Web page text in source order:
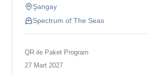
Şangay
Spectrum of The Seas
QR ile Paket Program
27 Mart 2027